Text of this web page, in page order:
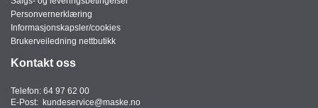
Personvernerklæring
Informasjonskapsler/cookies
Brukerveiledning nettbutikk
Kontakt oss
Telefon: 64 97 62 00
E-Post: kundeservice@maske.no